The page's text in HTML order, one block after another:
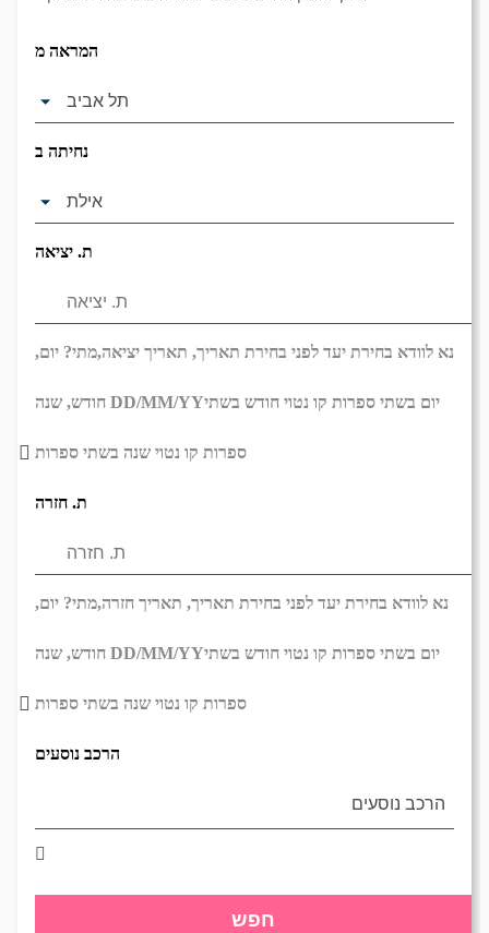
המראה מ
נחיתה ב
ת. יציאה
נא לוודא בחירת יעד לפני בחירת תאריך, תאריך יציאה,מתי? יום,
DD/MM/YYיום בשתי ספרות קו נטוי חודש בשתי
ספרות קו נטוי שנה בשתי ספרות
ת. חזרה
נא לוודא בחירת יעד לפני בחירת תאריך, תאריך חזרה,מתי? יום,
DD/MM/YYיום בשתי ספרות קו נטוי חודש בשתי
ספרות קו נטוי שנה בשתי ספרות
הרכב נוסעים
חפש